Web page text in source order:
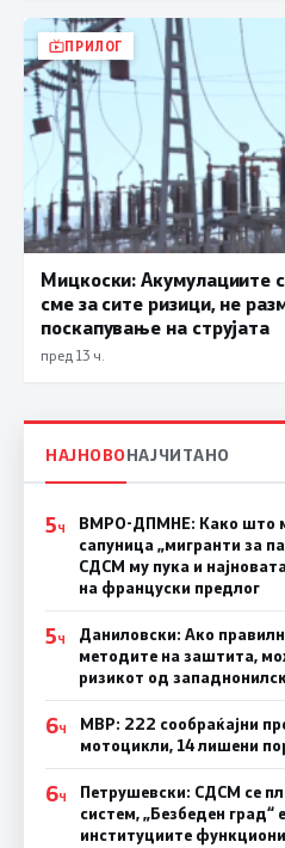
ПРИЛОГ
Мицкоски: Акумулациите
сме за сите ризици, не
поскапување на струјата
пред 13 ч.
НАЈНОВОНАЈЧИТАНО
5Ч
ВМРО-ДПМНЕ: Како што
сапуница „мигранти за
СДСМ му пука и
на француски предлог
5Ч
Даниловски: Ако
методите на заштита,
ризикот од
6Ч
МВР: 222 сообраќајни
мотоцикли, 14 лишени
6Ч
Петрушевски: СДСМ се
систем, „Безбеден град“
институциите